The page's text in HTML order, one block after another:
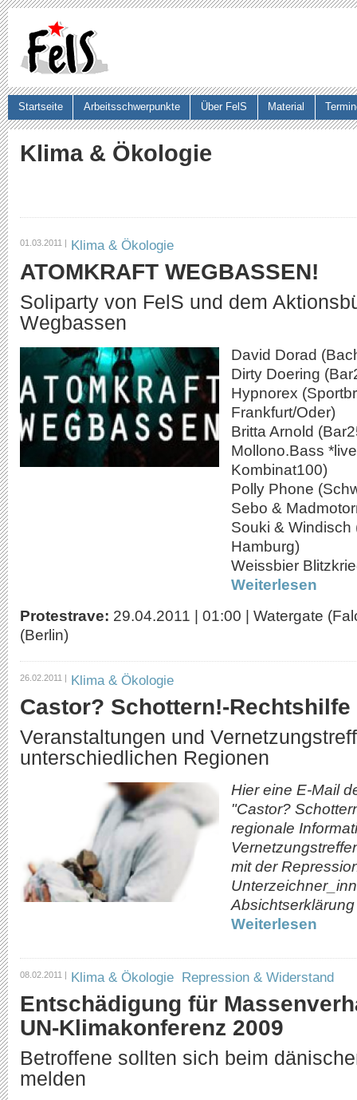
Klima & Ökologie
01.03.2011 | Klima & Ökologie
ATOMKRAFT WEGBASSEN!
Soliparty von FelS und dem
Wegbassen
David Dorad
Dirty Doering
Hypnorex
Frankfurt/Oder)
Britta Arnold
Mollono.Bass
Kombinat100)
Polly Phone
Sebo &
Souki & Windisch
Hamburg)
Weissbier
Weiterlesen
Protestrave: 29.04.2011 | 01:00 | Watergate
(Berlin)
26.02.2011 | Klima & Ökologie
Castor? Schottern!-Rechtshilfe
Veranstaltungen und
unterschiedlichen Regionen
Hier eine E-Mail
"Castor?
regionale
mit der
Weiterlesen
08.02.2011 | Klima & Ökologie Repression & Widerstand
Entschädigung für
UN-Klimakonferenz 2009
Betroffene sollten sich beim
melden
Startseite Arbeitsschwerpunkte Über FelS Material
Suchformular